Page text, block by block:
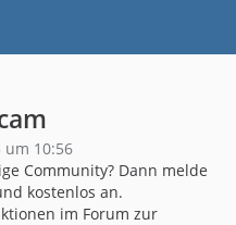
um 10:56
Community? Dann melde
kostenlos an.
im Forum zur